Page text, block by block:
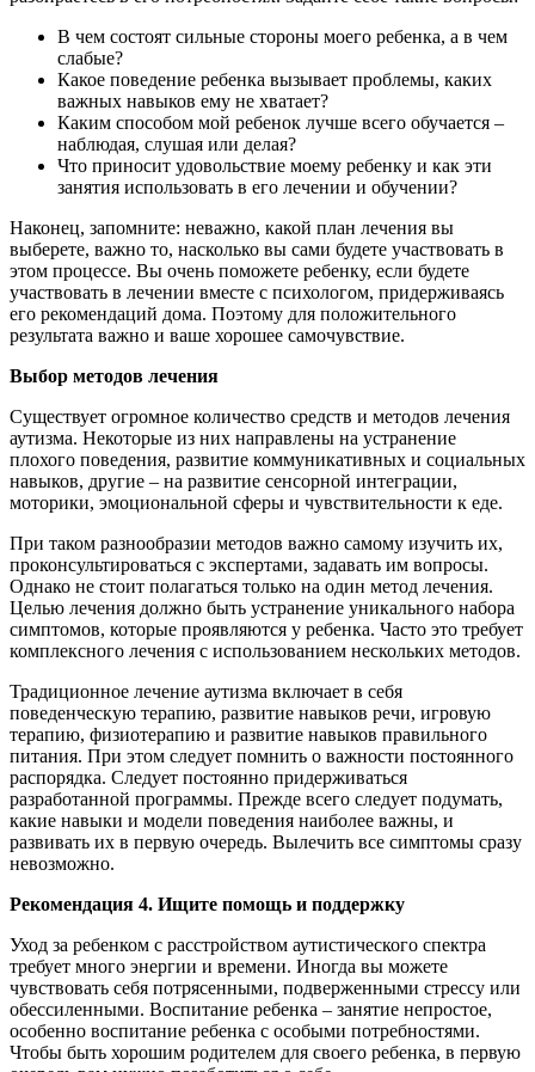
В чем состоят сильные стороны моего ребенка, а в чем
слабые?
Какое поведение ребенка вызывает проблемы, каких
важных навыков ему не хватает?
Каким способом мой ребенок лучше всего обучается –
наблюдая, слушая или делая?
Что приносит удовольствие моему ребенку и как эти
занятия использовать в его лечении и обучении?
Наконец, запомните: неважно, какой план лечения вы
выберете, важно то, насколько вы сами будете участвовать в
этом процессе. Вы очень поможете ребенку, если будете
участвовать в лечении вместе с психологом, придерживаясь
его рекомендаций дома. Поэтому для положительного
результата важно и ваше хорошее самочувствие.
Выбор методов лечения
Существует огромное количество средств и методов лечения
аутизма. Некоторые из них направлены на устранение
плохого поведения, развитие коммуникативных и социальных
навыков, другие – на развитие сенсорной интеграции,
моторики, эмоциональной сферы и чувствительности к еде.
При таком разнообразии методов важно самому изучить их,
проконсультироваться с экспертами, задавать им вопросы.
Однако не стоит полагаться только на один метод лечения.
Целью лечения должно быть устранение уникального набора
симптомов, которые проявляются у ребенка. Часто это требует
комплексного лечения с использованием нескольких методов.
Традиционное лечение аутизма включает в себя
поведенческую терапию, развитие навыков речи, игровую
терапию, физиотерапию и развитие навыков правильного
питания. При этом следует помнить о важности постоянного
распорядка. Следует постоянно придерживаться
разработанной программы. Прежде всего следует подумать,
какие навыки и модели поведения наиболее важны, и
развивать их в первую очередь. Вылечить все симптомы сразу
невозможно.
Рекомендация 4. Ищите помощь и поддержку
Уход за ребенком с расстройством аутистического спектра
требует много энергии и времени. Иногда вы можете
чувствовать себя потрясенными, подверженными стрессу или
обессиленными. Воспитание ребенка – занятие непростое,
особенно воспитание ребенка с особыми потребностями.
Чтобы быть хорошим родителем для своего ребенка, в первую